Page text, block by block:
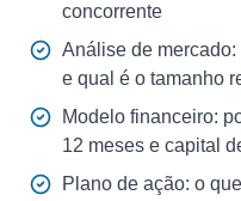
concorrente
Análise de
e qual é o tamanho
Modelo financeiro:
12 meses e capital
Plano de ação: o